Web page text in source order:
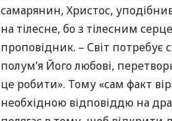
самарянин, Христос,
на тілесне, бо з тілесним
проповідник. – Світ потребує
полум’я Його любові,
це робити». Тому «сам факт
необхідною відповіддю на